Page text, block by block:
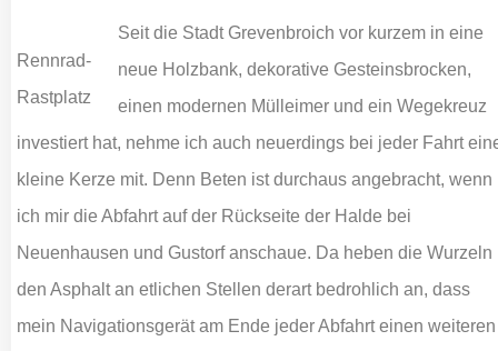
Rennrad-
Rastplatz
Seit die Stadt Grevenbroich vor kurzem in eine
neue Holzbank, dekorative Gesteinsbrocken,
einen modernen Mülleimer und ein Wegekreuz
investiert hat, nehme ich auch neuerdings bei jeder Fahrt
kleine Kerze mit. Denn Beten ist durchaus angebracht, wenn
ich mir die Abfahrt auf der Rückseite der Halde bei
Neuenhausen und Gustorf anschaue. Da heben die Wurzeln
den Asphalt an etlichen Stellen derart bedrohlich an, dass
mein Navigationsgerät am Ende jeder Abfahrt einen weiteren